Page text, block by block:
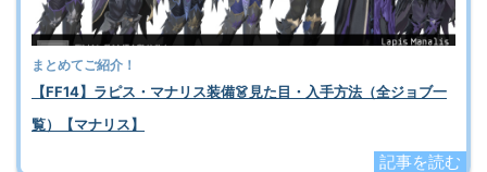
まとめてご紹介！
【FF14】ラピス・マナリス装備👗見た目・入手方法（全ジョブ一
覧）【マナリス】
記事を読む